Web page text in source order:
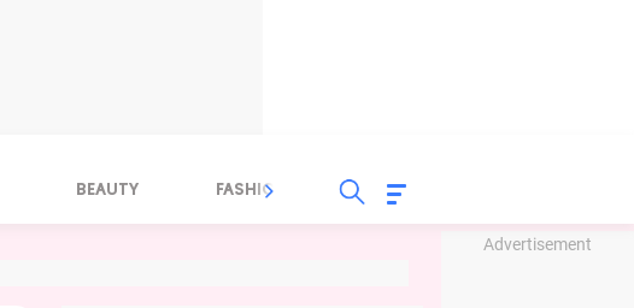
Advertisement
BEAUTY FASHION FOOD